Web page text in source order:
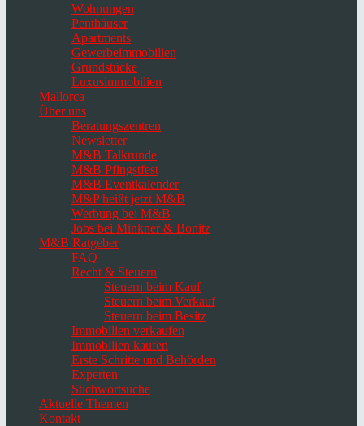
Wohnungen
Penthäuser
Apartments
Gewerbeimmobilien
Grundstücke
Luxusimmobilien
Mallorca
Über uns
Beratungszentren
Newsletter
M&B Talkrunde
M&B Pfingstfest
M&B Eventkalender
M&P heißt jetzt M&B
Werbung bei M&B
Jobs bei Minkner & Bonitz
M&B Ratgeber
FAQ
Recht & Steuern
Steuern beim Kauf
Steuern beim Verkauf
Steuern beim Besitz
Immobilien verkaufen
Immobilien kaufen
Erste Schritte und Behörden
Experten
Stichwortsuche
Aktuelle Themen
Kontakt